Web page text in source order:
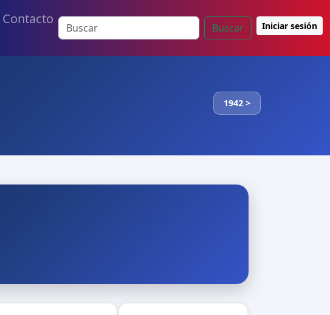
Contacto
Buscar Iniciar sesión
1942 >